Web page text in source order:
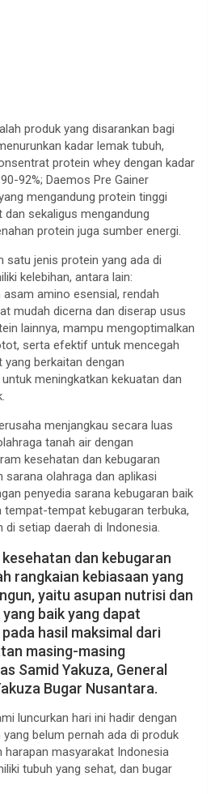
produk yang disarankan bagi
kadar lemak tubuh,
protein whey dengan kadar
92%; Daemos Pre Gainer
mengandung protein tinggi
sekaligus mengandung
protein juga sumber energi.
satu jenis protein yang ada di
kelebihan, antara lain:
amino esensial, rendah
mudah dicerna dan diserap usus
lainnya, mampu mengoptimalkan
serta efektif untuk mencegah
berkaitan dengan
meningkatkan kekuatan dan
menjangkau secara luas
tanah air dengan
kesehatan dan kebugaran
sarana olahraga dan aplikasi
penyedia sarana kebugaran baik
tempat-tempat kebugaran terbuka,
setiap daerah di Indonesia.
kesehatan dan kebugaran
rangkaian kebiasaan yang
yaitu asupan nutrisi dan
baik yang dapat
hasil maksimal dari
masing-masing
Samid Yakuza, General
Bugar Nusantara.
luncurkan hari ini hadir dengan
belum pernah ada di produk
harapan masyarakat Indonesia
tubuh yang sehat, dan bugar